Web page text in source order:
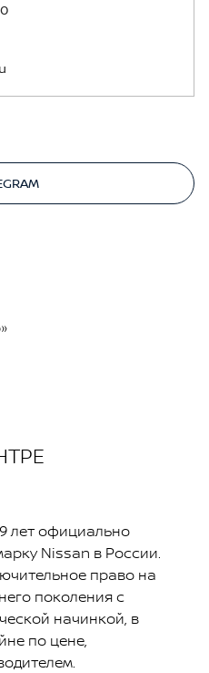
лет официально
Nissan в России.
право на
поколения с
начинкой, в
по цене,